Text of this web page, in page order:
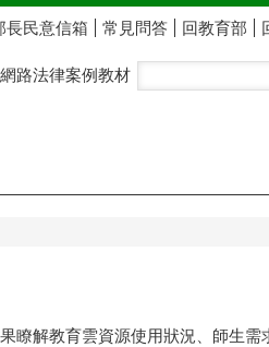
長民意信箱 常見問答 回教育部
網路法律案例教材
瞭解教育雲資源使用狀況、師生需